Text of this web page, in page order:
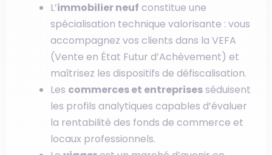
L’immobilier neuf constitue une
spécialisation technique valorisante : vous
accompagnez vos clients dans la VEFA
(Vente en État Futur d’Achèvement) et
maîtrisez les dispositifs de défiscalisation.
Les commerces et entreprisesséduisent
les profils analytiques capables d’évaluer
la rentabilité des fonds de commerce et
locaux professionnels.